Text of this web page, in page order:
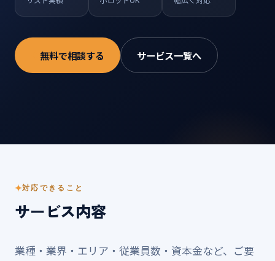
無料で相談する サービス一覧へ
対応できること
サービス内容
業種・業界・エリア・従業員数・資本金など、ご要